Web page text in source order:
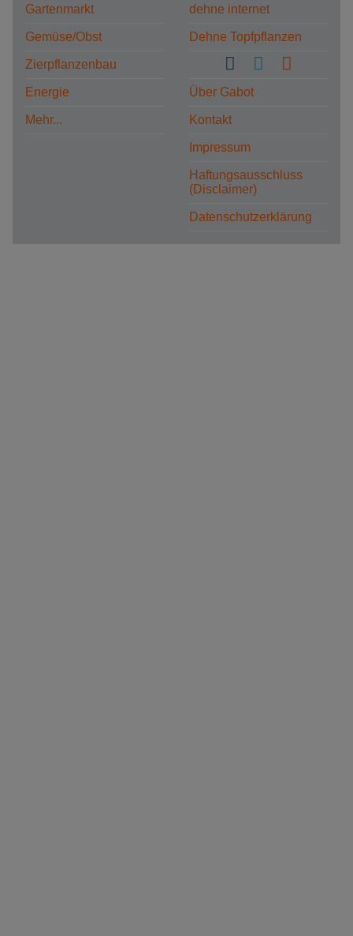
Gartenmarkt
Gemüse/Obst
Zierpflanzenbau
Energie
Mehr...
dehne internet
Dehne Topfpflanzen
Über Gabot
Kontakt
Impressum
Haftungsausschluss
(Disclaimer)
Datenschutzerklärung